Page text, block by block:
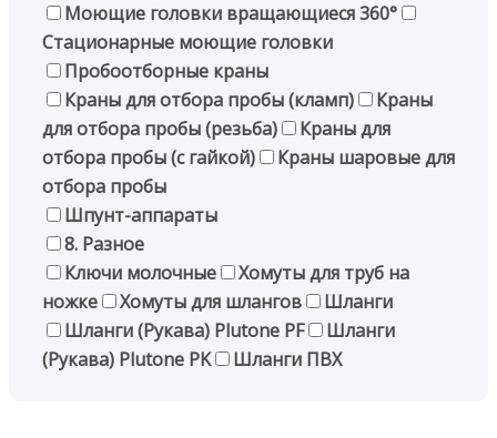
Моющие головки вращающиеся 360°
Стационарные моющие головки
Пробоотборные краны
Краны для отбора пробы (кламп)
Краны
для отбора пробы (резьба)
Краны для
отбора пробы (с гайкой)
Краны шаровые для
отбора пробы
Шпунт-аппараты
8. Разное
Ключи молочные
Хомуты для труб на
ножке
Хомуты для шлангов
Шланги
Шланги (Рукава) Plutone PF
Шланги
(Рукава) Plutone PK
Шланги ПВХ